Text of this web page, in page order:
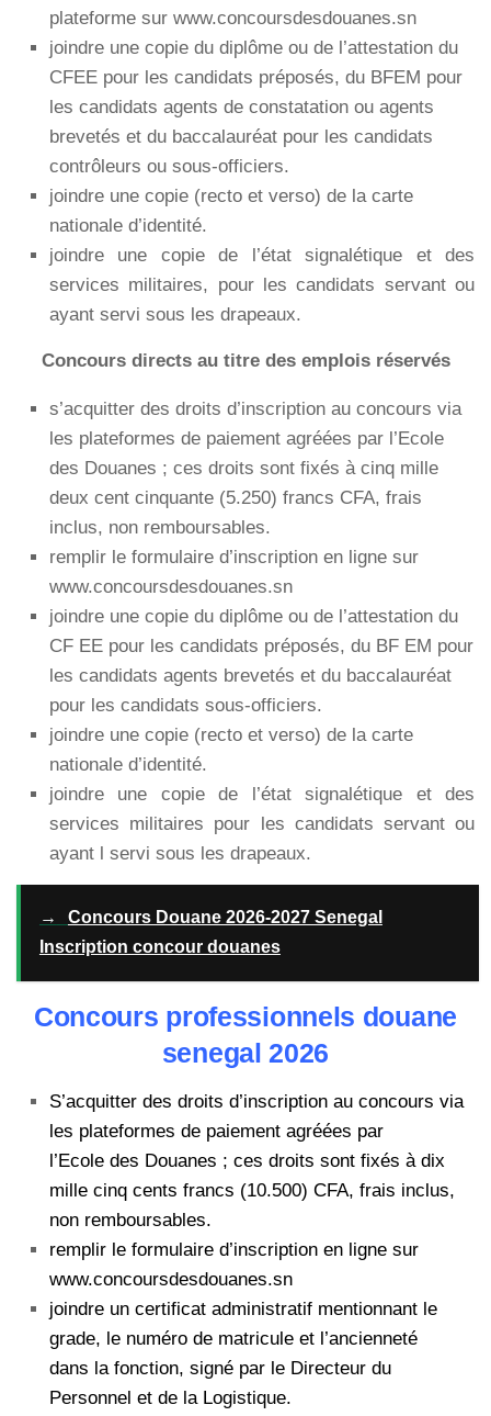
plateforme sur www.concoursdesdouanes.sn
joindre une copie du diplôme ou de l’attestation du
CFEE pour les candidats préposés, du BFEM pour
les candidats agents de constatation ou agents
brevetés et du baccalauréat pour les candidats
contrôleurs ou sous-officiers.
joindre une copie (recto et verso) de la carte
nationale d’identité.
joindre une copie de l’état signalétique et des
services militaires, pour les candidats servant ou
ayant servi sous les drapeaux.
Concours directs au titre des emplois réservés
s’acquitter des droits d’inscription au concours via
les plateformes de paiement agréées par l’Ecole
des Douanes ; ces droits sont fixés à cinq mille
deux cent cinquante (5.250) francs CFA, frais
inclus, non remboursables.
remplir le formulaire d’inscription en ligne sur
www.concoursdesdouanes.sn
joindre une copie du diplôme ou de l’attestation du
CF EE pour les candidats préposés, du BF EM pour
les candidats agents brevetés et du baccalauréat
pour les candidats sous-officiers.
joindre une copie (recto et verso) de la carte
nationale d’identité.
joindre une copie de l’état signalétique et des
services militaires pour les candidats servant ou
ayant l servi sous les drapeaux.
→
Concours Douane 2026-2027 Senegal
Inscription concour douanes
Concours professionnels douane
senegal 2026
S’acquitter des droits d’inscription au concours via
les plateformes de paiement agréées par
l’Ecole des Douanes ; ces droits sont fixés à dix
mille cinq cents francs (10.500) CFA, frais inclus,
non remboursables.
remplir le formulaire d’inscription en ligne sur
www.concoursdesdouanes.sn
joindre un certificat administratif mentionnant le
grade, le numéro de matricule et l’ancienneté
dans la fonction, signé par le Directeur du
Personnel et de la Logistique.